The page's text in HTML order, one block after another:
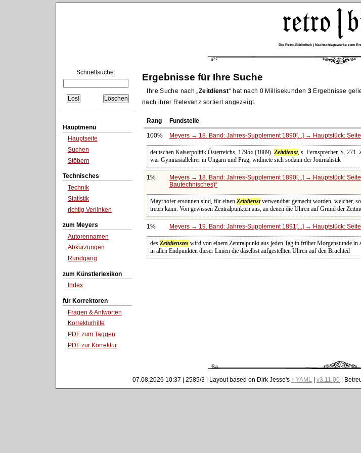
Die Retro-Bibliothek | Nachschlagewerke zum
Schnellsuche:
Hauptmenü
Hauptseite
Suchen
Stöbern
Technisches
Technik
Statistik
richtig Verlinken
zum Meyers
Autorennamen
Abkürzungen
Rundgang
zum Künstlerlexikon
Index
für Korrektoren
Fragen & Antworten
Korrekturhilfe
PDF zum Taggen
PDF zur Korrektur
Ergebnisse für Ihre Suche
Ihre Suche nach Zeitdienst hat nach 0 Millisekunden 3 Ergebnisse
nach ihrer Relevanz sortiert angezeigt.
Rang Fundstelle
100% Meyers → 18. Band: Jahres-Supplement 1890[...] → Hauptstück:
deutschen Kaiserpolitik Österreichs, 1795« (1889).Zeitdienst, s. Fernsprecher, S. 271.
war Gymnasiallehrer in Ungarn und Prag, widmete sich sodann der Journalistik
1% Meyers → 18. Band: Jahres-Supplement 1890[...] → Hauptstück:
Bautechnisches)
Mayrhofer ersonnen sind, für einenZeitdienstverwendbar gemacht worden, welcher,
treten kann. Von gewissen Zentralpunkten aus, an denen die Uhren auf Grund der
1% Meyers → 19. Band: Jahres-Supplement 1891[...] → Hauptstück:
desZeitdienstes wird von einem Zentralpunkt aus jeden Tag in früher Morgenstunde
in allen Endpunkten dieser Linien die daselbst aufgestellten Uhren auf den Bruchteil
07.08.2026 10:37 | 2585/3 | Layout based on Dirk Jesse's ↑ YAML| v3.11.00 |